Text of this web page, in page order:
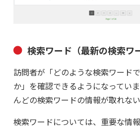
検索ワード（最新の検索ワ
訪問者が「どのような検索ワード
か」を確認できるようになってい
んどの検索ワードの情報が取れない
検索ワードについては、重要な情報